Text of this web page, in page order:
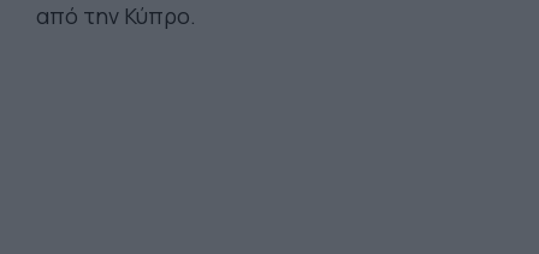
από την Κύπρο.